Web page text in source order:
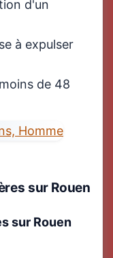
d'un
à expulser
de 48
sur Rouen
sur Rouen